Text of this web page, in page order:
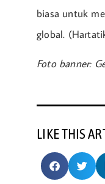
biasa untuk
global.
Foto banner:
LIKE THIS